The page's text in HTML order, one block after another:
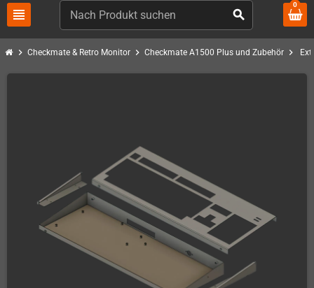
view_headline search
0
chevron_right Checkmate & Retro Monitor chevron_right Checkmate A1500 Plus und Zubehör chevron_right